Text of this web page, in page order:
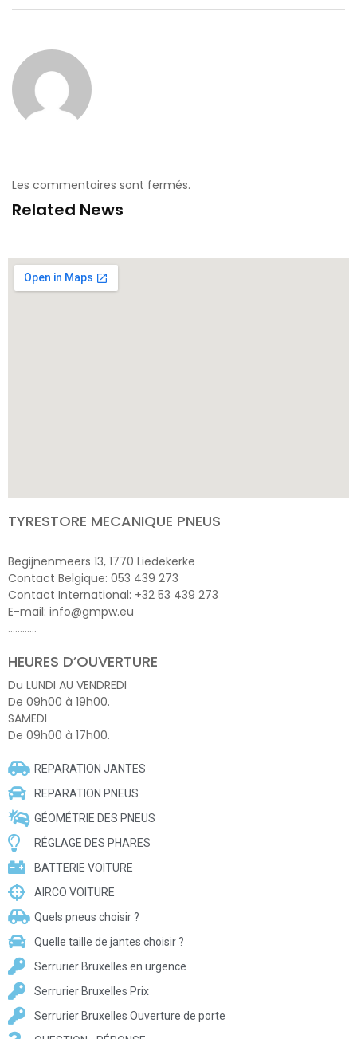
Les commentaires sont fermés.
Related News
TYRESTORE MECANIQUE PNEUS
Begijnenmeers 13, 1770 Liedekerke
Contact Belgique: 053 439 273
Contact International: +32 53 439 273
E-mail: info@gmpw.eu
…………
HEURES D’OUVERTURE
Du LUNDI AU VENDREDI
De 09h00 à 19h00.
SAMEDI
De 09h00 à 17h00.
REPARATION JANTES
REPARATION PNEUS
GÉOMÉTRIE DES PNEUS
RÉGLAGE DES PHARES
BATTERIE VOITURE
AIRCO VOITURE
Quels pneus choisir ?
Quelle taille de jantes choisir ?
Serrurier Bruxelles en urgence
Serrurier Bruxelles Prix
Serrurier Bruxelles Ouverture de porte